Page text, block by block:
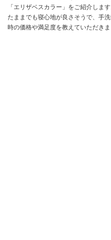
「エリザベスカラー」をご紹介しま
たままでも寝心地が良さそうで、手
時の価格や満足度を教えていただきま